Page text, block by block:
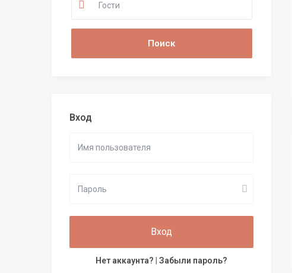
Гости
Вход
Вход
Нет аккаунта? Забыли пароль?